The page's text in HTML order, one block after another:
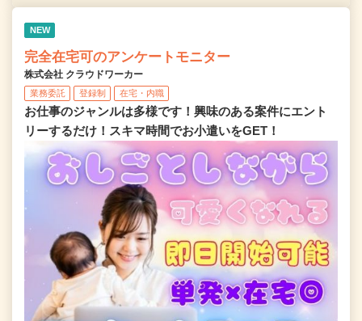
NEW
完全在宅可のアンケートモニター
株式会社 クラウドワーカー
業務委託 登録制 在宅・内職
お仕事のジャンルは多様です！興味のある案件にエント
リーするだけ！スキマ時間でお小遣いをGET！